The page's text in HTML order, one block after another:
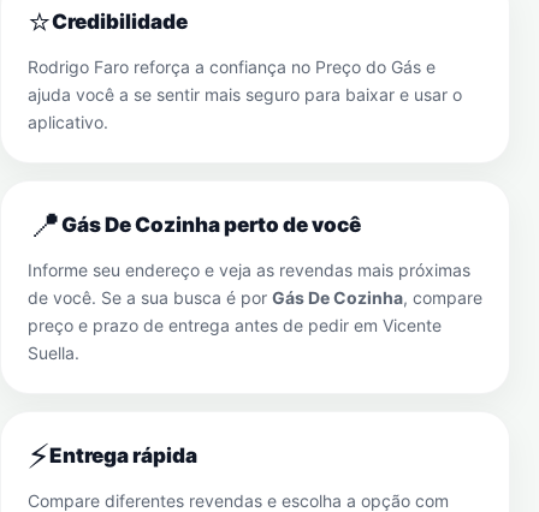
⭐Credibilidade
Rodrigo Faro reforça a confiança no Preço do Gás e
ajuda você a se sentir mais seguro para baixar e usar o
aplicativo.
📍Gás De Cozinha perto de você
Informe seu endereço e veja as revendas mais próximas
de você. Se a sua busca é por Gás De Cozinha, compare
preço e prazo de entrega antes de pedir em Vicente
Suella.
⚡Entrega rápida
Compare diferentes revendas e escolha a opção com